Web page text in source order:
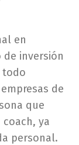
en
inversión
todo
de
que
ya
personal.